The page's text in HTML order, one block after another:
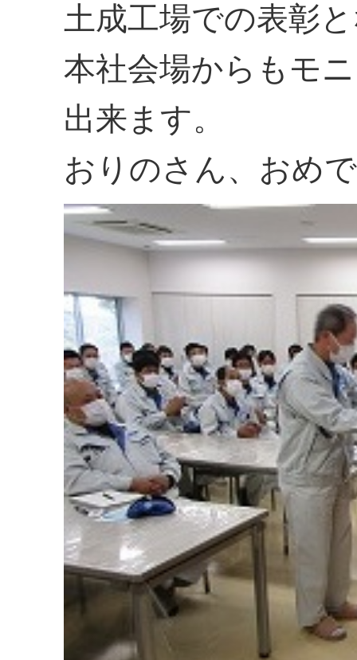
土成工場での表彰
本社会場からもモ
出来ます。
おりのさん、おめ